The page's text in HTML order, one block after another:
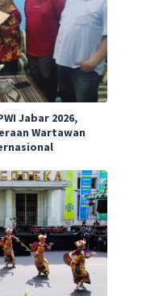
Jabar 2026,
Wartawan